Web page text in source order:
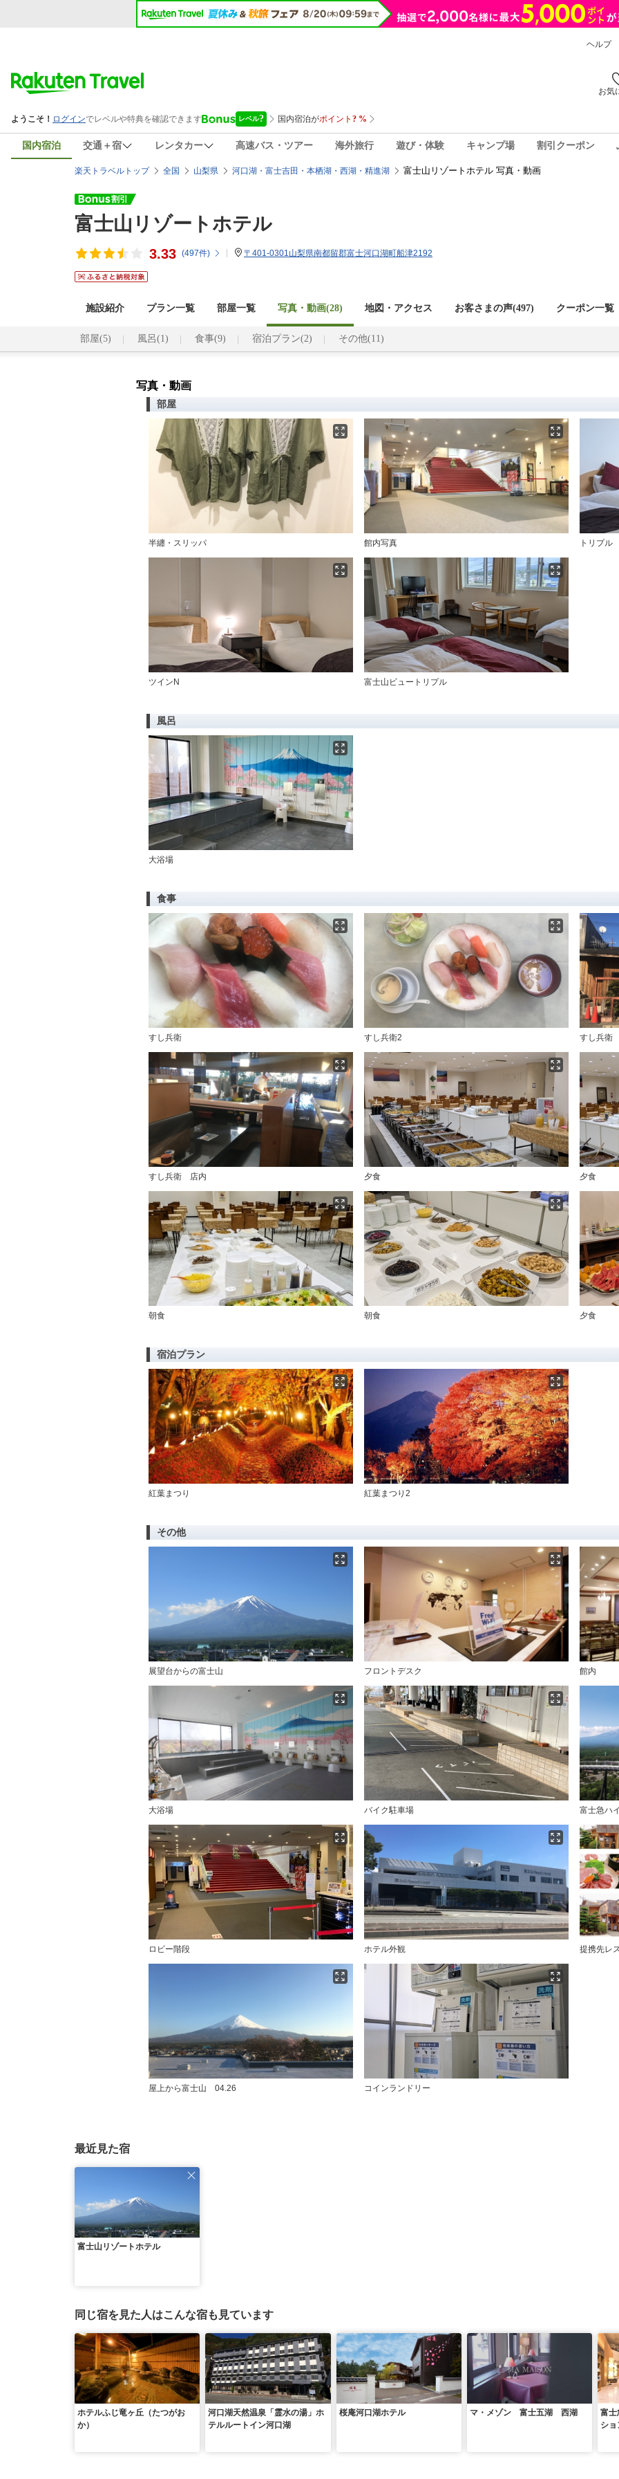
ヘルプ
お気
国内宿泊 交通＋宿 レンタカー 高速バス・ツアー 海外旅行 遊び・体験 キャンプ場 割引クーポン
楽天トラベルトップ 全国 山梨県 河口湖・富士吉田・本栖湖・西湖・精進湖 富士山リゾートホテル 写真・動画
富士山リゾートホテル
3.33 (497件) 〒401-0301山梨県南都留郡富士河口湖町船津2192
施設紹介 プラン一覧 部屋一覧 写真・動画(28) 地図・アクセス お客さまの声(497) クーポン一覧
部屋(5) 風呂(1) 食事(9) 宿泊プラン(2) その他(11)
写真・動画
部屋
半纏・スリッパ 館内写真 トリプル
ツインN 富士山ビュートリプル
風呂
大浴場
食事
すし兵衛 すし兵衛2 すし兵衛
すし兵衛 店内 夕食 夕食
朝食 朝食 夕食
宿泊プラン
紅葉まつり 紅葉まつり2
その他
展望台からの富士山 フロントデスク 館内
大浴場 バイク駐車場 富士急ハ
ロビー階段 ホテル外観 提携先レ
屋上から富士山 04.26 コインランドリー
最近見た宿
富士山リゾートホテル
同じ宿を見た人はこんな宿も見ています
ホテルふじ竜ヶ丘（たつがお
か）
河口湖天然温泉「霊水の湯」ホ
テルルートイン河口湖
桜庵河口湖ホテル マ・メゾン 富士五湖 西湖
富
シ